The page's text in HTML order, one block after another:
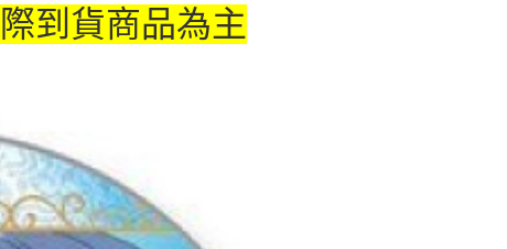
花樂園專用
，滿NT$1,300(含以上)免運費
-貨到付款
到貨商品為主